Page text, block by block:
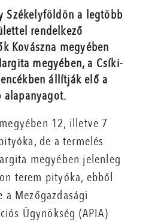
Székelyföldön a legtöbb
rendelkező
Kovászna megyében
megyében, a Csíki-
állítják elő a
alapanyagot.
12, illetve 7
de a termelés
megyében jelenleg
terem pityóka, ebből
Mezőgazdasági
Ügynökség (APIA)